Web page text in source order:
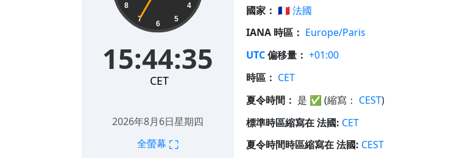
4
5
6
7
8
15:44:35
CET
2026年8月6日星期四
全螢幕 ⛶
國家： 🇫🇷法國
IANA 時區： Europe/Paris
UTC偏移量： +01:00
時區： CET
夏令時間： 是 ✅ (縮寫： CEST)
標準時區縮寫在 法國: CET
夏令時間時區縮寫在 法國: CEST